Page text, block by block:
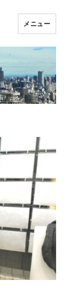
メニュー